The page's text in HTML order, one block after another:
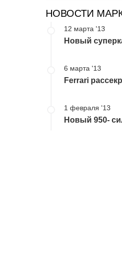
НОВОСТИ
12 марта '13
Новый
6 марта '13
Ferrari
1 февраля '13
Новый 950-